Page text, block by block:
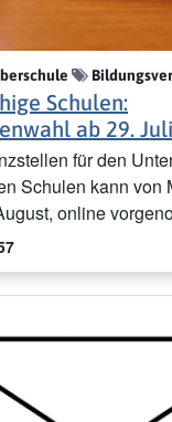
Schulen:
ab 29. Juli
für den
Schulen kann von
online